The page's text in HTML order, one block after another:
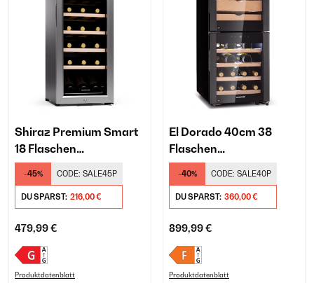
Shiraz Premium Smart
18 Flaschen
Weinkühlschrank
Freistehend​ Silber
-45% CODE: SALE45P
DU SPARST: 216,00 €
479,99 €
Produktdatenblatt
El Dorado 40cm 38
Flaschen
Weinkühlschrank 2
Zonen​ Schwarz
-40% CODE: SALE40P
DU SPARST: 360,00 €
899,99 €
Produktdatenblatt